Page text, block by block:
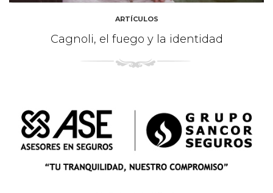
ARTÍCULOS
Cagnoli, el fuego y la identidad